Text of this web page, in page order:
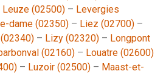
Leuze (02500) – Levergies
dame (02350) – Liez (02700) –
– Lizy (02320) – Longpont
(02160) – Louatre (02600)
– Luzoir (02500) – Maast-et-